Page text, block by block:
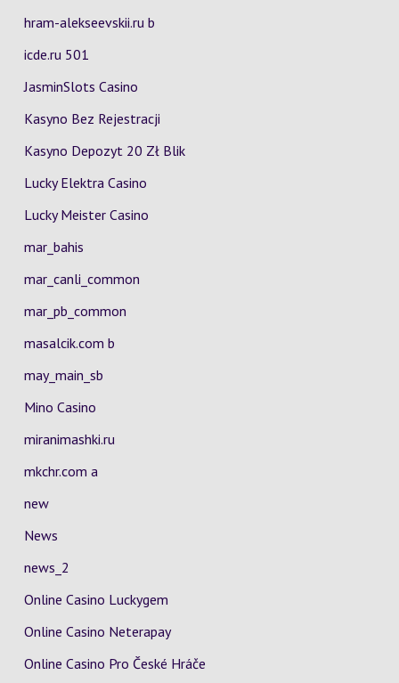
hram-alekseevskii.ru b
icde.ru 501
JasminSlots Casino
Kasyno Bez Rejestracji
Kasyno Depozyt 20 Zł Blik
Lucky Elektra Casino
Lucky Meister Casino
mar_bahis
mar_canli_common
mar_pb_common
masalcik.com b
may_main_sb
Mino Casino
miranimashki.ru
mkchr.com a
new
News
news_2
Online Casino Luckygem
Online Casino Neterapay
Online Casino Pro České Hráče